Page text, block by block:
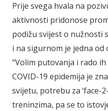
Prije svega hvala na
aktivnosti pridonose
podižu svijest o nužnosti
i na sigurnom je jedna
“Volim putovanja i rado
COVID-19 epidemija je
svijetu, potrebu za ‘face-
treninzima, pa se to